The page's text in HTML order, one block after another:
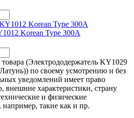
Korean Type 300A
(Электрододержатель KY1029
по своему усмотрению и без
уведомлений имеет право
внешние характеристики, страну
и физические
например, такие как и пр.